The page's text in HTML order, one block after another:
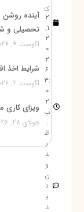
ی
2
1,
2
0
2
6
3:
0
2
ب
.
ظ
ب
د
و
ن
د
ی
د
آینده روشن
تحصیلی و
آگوست 4, 2026
شرایط اخذ
آگوست 2, 2026
ویزای کاری
جولای 28, 2026